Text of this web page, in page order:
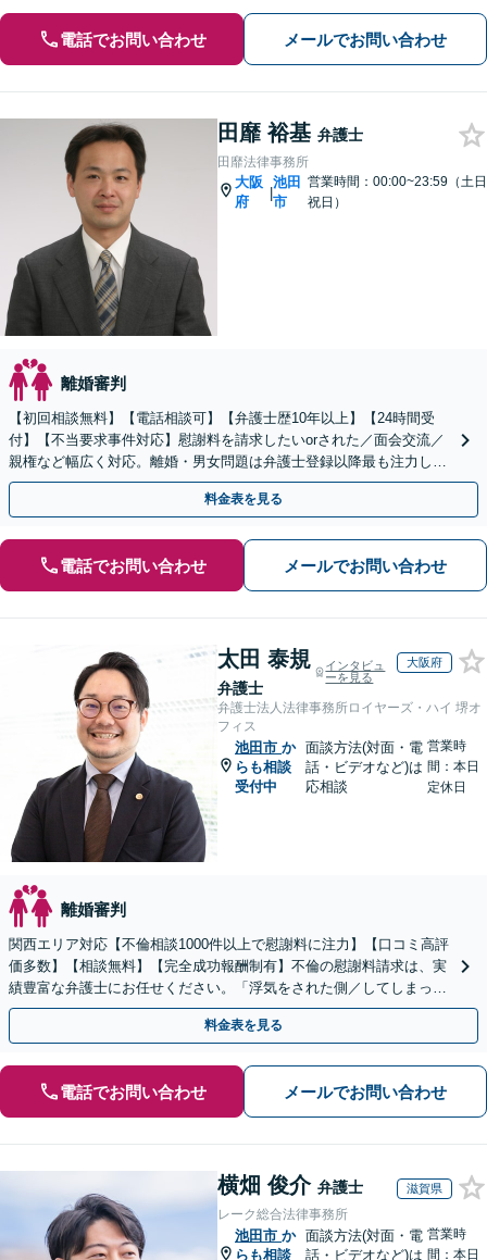
電話でお問い合わせ メールでお問い合わせ
田靡 裕基 弁護士
田靡法律事務所
大阪
府
|
池田
市
営業時間：00:00~23:59（土日
祝日）
離婚審判
【初回相談無料】【電話相談可】【弁護士歴10年以上】【24時間受
付】【不当要求事件対応】慰謝料を請求したいorされた／面会交流／
親権など幅広く対応。離婚・男女問題は弁護士登録以降最も注力して
きました。最適な結果が得られるよう尽力いたします。
料金表を見る
電話でお問い合わせ メールでお問い合わせ
太田 泰規
弁護士
インタビュ
ーを見る
大阪府
弁護士法人法律事務所ロイヤーズ・ハイ 堺オ
フィス
池田市 か
らも相談
受付中
面談方法(対面・電
話・ビデオなど)は
応相談
営業時
間：本日
定休日
離婚審判
関西エリア対応【不倫相談1000件以上で慰謝料に注力】【口コミ高評
価多数】【相談無料】【完全成功報酬制有】不倫の慰謝料請求は、実
績豊富な弁護士にお任せください。「浮気をされた側／してしまった
側両方対応」人情派弁護士！
料金表を見る
電話でお問い合わせ メールでお問い合わせ
横畑 俊介 弁護士 滋賀県
レーク総合法律事務所
池田市 か
らも相談
面談方法(対面・電
話・ビデオなど)は
営業時
間：本日